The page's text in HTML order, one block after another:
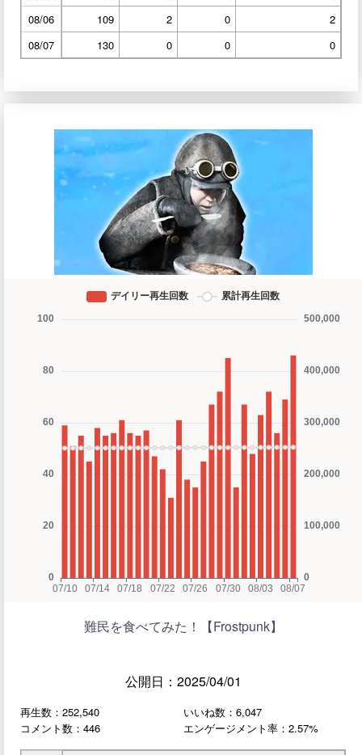
08/06
109 2 0
2
08/07
130 0 0 0
難民を食べてみた！【Frostpunk】
公開日：2025/04/01
再生数：252,540
いいね数：6,047
コメント数：446
エンゲージメント率：2.57%